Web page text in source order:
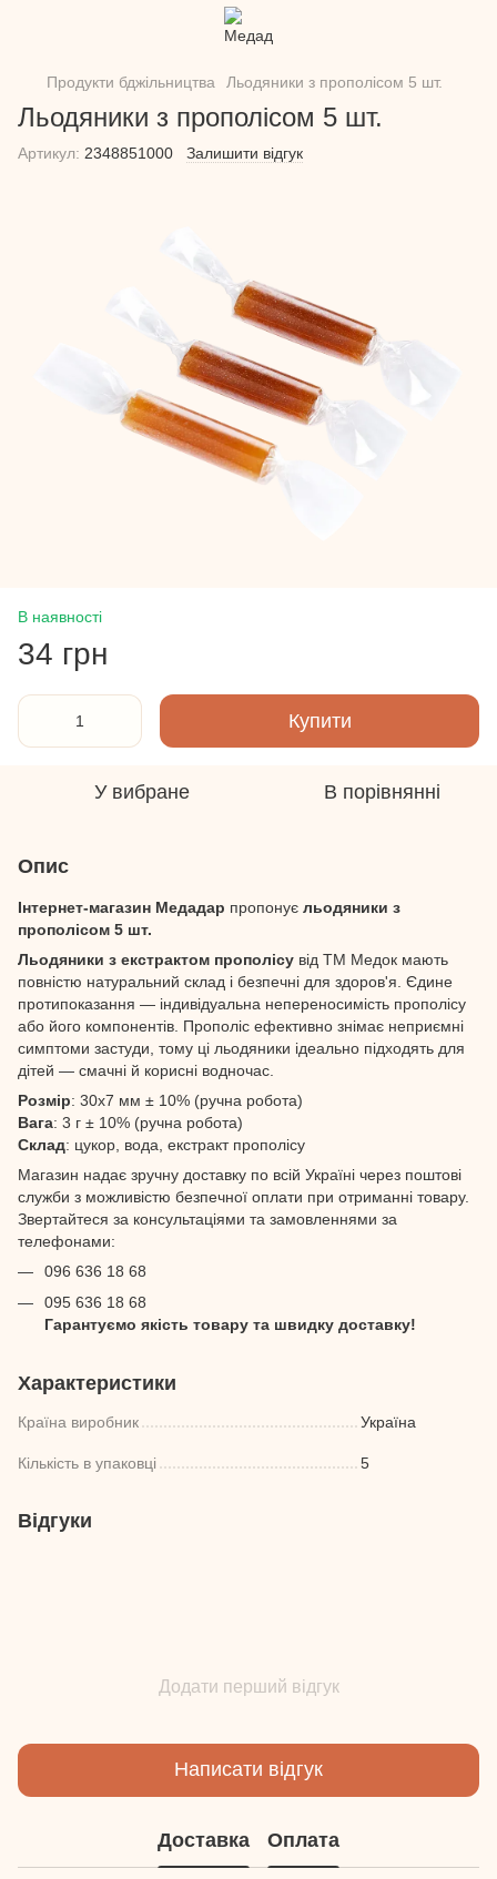
Продукти бджільництва Льодяники з прополісом 5 шт.
Льодяники з прополісом 5 шт.
Артикул: 2348851000 Залишити відгук
В наявності
34 грн
Купити
У вибране В порівнянні
Опис
Інтернет-магазин Медадар пропонує льодяники з
прополісом 5 шт.
Льодяники з екстрактом прополісу від ТМ Медок мають
повністю натуральний склад і безпечні для здоров'я. Єдине
протипоказання — індивідуальна непереносимість прополісу
або його компонентів. Прополіс ефективно знімає неприємні
симптоми застуди, тому ці льодяники ідеально підходять для
дітей — смачні й корисні водночас.
Розмір: 30х7 мм ± 10% (ручна робота)
Вага: 3 г ± 10% (ручна робота)
Склад: цукор, вода, екстракт прополісу
Магазин надає зручну доставку по всій Україні через поштові
служби з можливістю безпечної оплати при отриманні товару.
Звертайтеся за консультаціями та замовленнями за
телефонами:
096 636 18 68
095 636 18 68
Гарантуємо якість товару та швидку доставку!
Характеристики
Країна виробник Україна
Кількість в упаковці 5
Відгуки
Додати перший відгук
Написати відгук
Доставка Оплата